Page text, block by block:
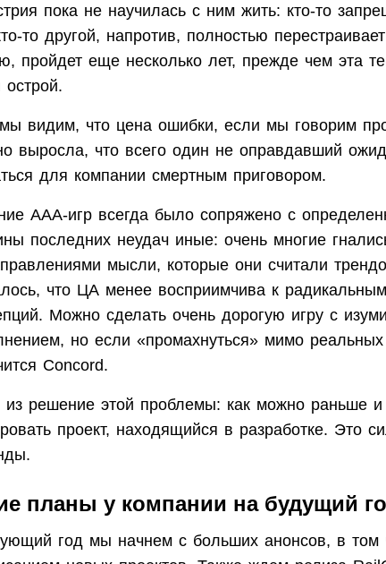
пока не научилась с ним жить: кто-то
то другой, напротив, полностью
пройдет еще несколько лет, прежде чем эта
острой.
видим, что цена ошибки, если мы говорим про
выросла, что всего один не оправдавший
для компании смертным приговором.
ААА-игр всегда было сопряжено с
последних неудач иные: очень многие
мысли, которые они считали
что ЦА менее восприимчива к
Можно сделать очень дорогую игру с
но если «промахнуться» мимо реальных
Concord.
решение этой проблемы: как можно раньше
проект, находящийся в разработке. Это
планы у компании на будущий
год мы начнем с больших анонсов, в том